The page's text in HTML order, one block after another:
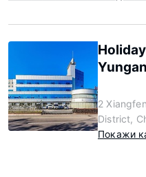
2
District,
Покажи